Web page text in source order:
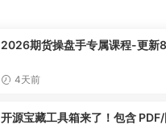
2026期货操盘手专属课程-更新
4天前
开源宝藏工具箱来了！包含 PDF/